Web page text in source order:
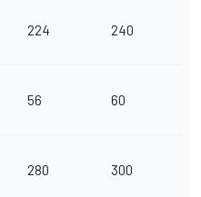
224 240
56 60
280 300